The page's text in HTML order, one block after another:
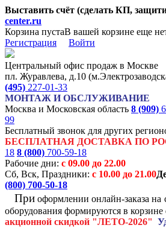
Выставить счёт (сделать КП,
center.ru
Корзина пустаВ вашей корзине еще
Регистрация
Войти
Центральный офис продаж в Москве
пл. Журавлева, д.10
(495) 227-01-33
МОНТАЖ И ОБСЛУЖИВАНИЕ
Москва и Московская область 8 (909)
99
Бесплатный звонок для других
БЕСПЛАТНАЯ ДОСТАВКА ПО
18 8 (800) 700-59-18
Рабочие дни: с 09.00 до 22.00
Сб, Вск, Праздники: с 10.00 до 21.00
(800) 700-50-18
При оформлении онлайн-заказа на
оборудования формируются в
акционной скидкой "ЛЕТО-2026"